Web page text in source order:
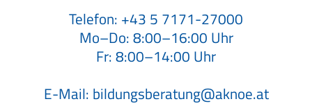
Telefon: +43 5 7171-27000
Mo–Do: 8:00–16:00 Uhr
Fr: 8:00–14:00 Uhr
E-Mail: bildungsberatung@aknoe.at